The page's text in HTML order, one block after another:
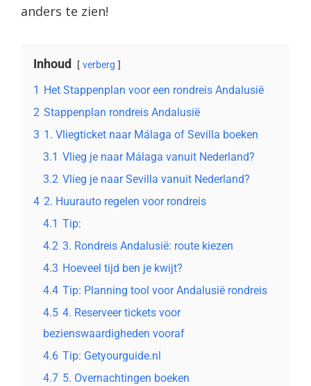
anders te zien!
Inhoud verberg
1 Het Stappenplan voor een rondreis Andalusië
2 Stappenplan rondreis Andalusië
3 1. Vliegticket naar Málaga of Sevilla boeken
3.1 Vlieg je naar Málaga vanuit Nederland?
3.2 Vlieg je naar Sevilla vanuit Nederland?
4 2. Huurauto regelen voor rondreis
4.1 Tip:
4.2 3. Rondreis Andalusië: route kiezen
4.3 Hoeveel tijd ben je kwijt?
4.4 Tip: Planning tool voor Andalusië rondreis
4.5 4. Reserveer tickets voor
bezienswaardigheden vooraf
4.6 Tip: Getyourguide.nl
4.7 5. Overnachtingen boeken